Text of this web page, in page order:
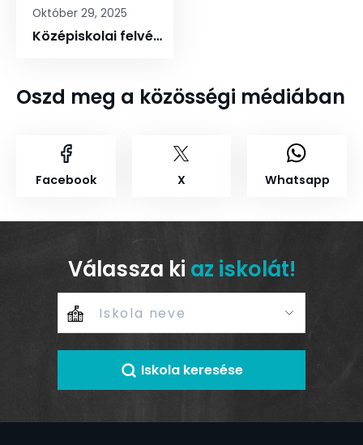
Október 29, 2025
Középiskolai felvételi a 2026/2027-es tanévre
Oszd meg a közösségi médiában
Facebook X Whatsapp
Válassza ki az iskolát!
Iskola keresése